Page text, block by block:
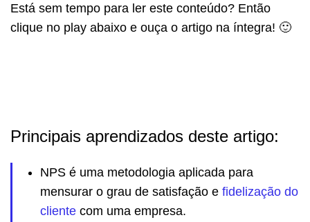
Está sem tempo para ler este conteúdo? Então
clique no play abaixo e ouça o artigo na íntegra! 🙂
Principais aprendizados deste artigo:
NPS é uma metodologia aplicada para
mensurar o grau de satisfação e fidelização do
cliente com uma empresa.